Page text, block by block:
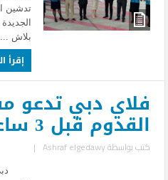
تدشين
بلاش ...
إقرأ
فلاي دبي تدعو
القدوم قبل 3 ساعات من الرحلة
كتب بواسطةAshraf elgedawy
|
دبى